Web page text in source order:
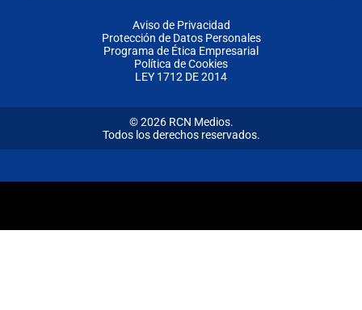
Aviso de Privacidad
Protección de Datos Personales
Programa de Ética Empresarial
Política de Cookies
LEY 1712 DE 2014
© 2026 RCN Medios.
Todos los derechos reservados.